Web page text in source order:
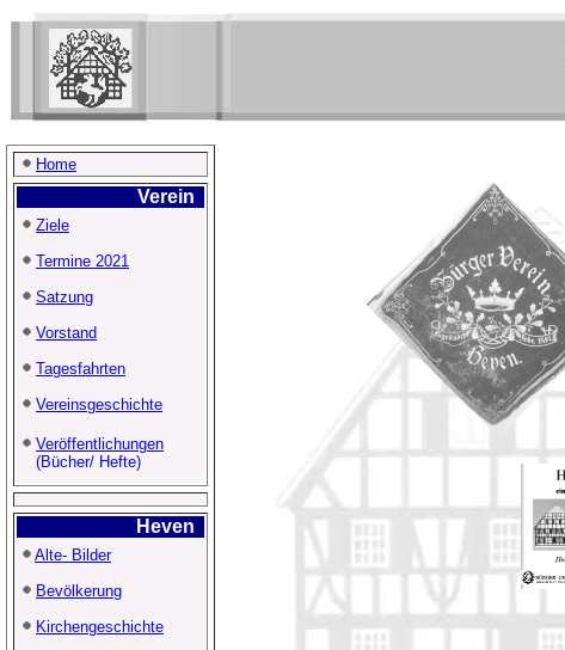
Home
Verein
Ziele
Termine 2021
Satzung
Vorstand
Tagesfahrten
Vereinsgeschichte
Veröffentlichungen
(Bücher/ Hefte)
Heven
Alte- Bilder
Bevölkerung
Kirchengeschichte